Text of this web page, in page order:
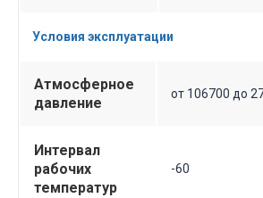
Условия эксплуатации
Атмосферное
давление
от 106700 до
Интервал
рабочих
температур
-60